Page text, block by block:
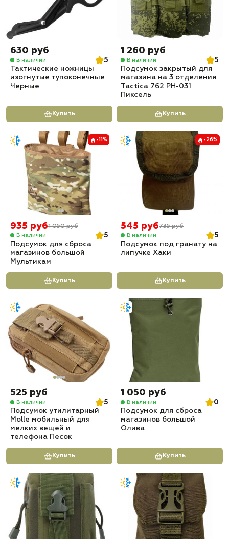
630 руб
В наличии
5
Тактические ножницы
изогнутые тупоконечные
Черные
Купить
1 260 руб
В наличии
5
Подсумок закрытый для
магазина на 3 отделения
Tactica 762 PH-031
Пиксель
Купить
-11%
935 руб1 050 руб
В наличии
5
Подсумок для сброса
магазинов большой
Мультикам
Купить
-26%
545 руб735 руб
В наличии
5
Подсумок под гранату на
липучке Хаки
Купить
525 руб
В наличии
5
Подсумок утилитарный
Molle мобильный для
мелких вещей и
телефона Песок
Купить
1 050 руб
В наличии
0
Подсумок для сброса
магазинов большой
Олива
Купить